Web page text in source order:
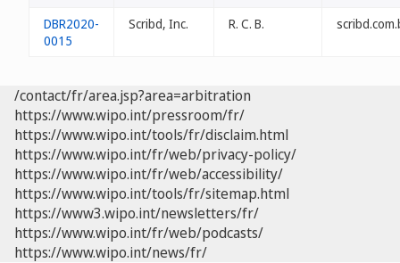
DBR2020-
0015
Scribd, Inc. R. C. B.
/contact/fr/area.jsp?area=arbitration
https://www.wipo.int/pressroom/fr/
https://www.wipo.int/tools/fr/disclaim.html
https://www.wipo.int/fr/web/privacy-policy/
https://www.wipo.int/fr/web/accessibility/
https://www.wipo.int/tools/fr/sitemap.html
https://www3.wipo.int/newsletters/fr/
https://www.wipo.int/fr/web/podcasts/
https://www.wipo.int/news/fr/